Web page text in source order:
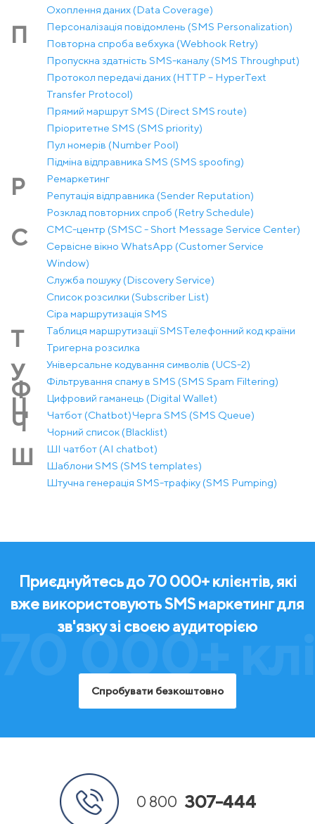
Охоплення даних (Data Coverage)
П
Персоналізація повідомлень (SMS Personalization)
Повторна спроба вебхука (Webhook Retry)
Пропускна здатність SMS-каналу (SMS Throughput)
Протокол передачі даних (HTTP – HyperText
Transfer Protocol)
Прямий маршрут SMS (Direct SMS route)
Пріоритетне SMS (SMS priority)
Пул номерів (Number Pool)
Підміна відправника SMS (SMS spoofing)
Р
Ремаркетинг
Репутація відправника (Sender Reputation)
Розклад повторних спроб (Retry Schedule)
С
СМС-центр (SMSC - Short Message Service Center)
Сервісне вікно WhatsApp (Customer Service
Window)
Служба пошуку (Discovery Service)
Список розсилки (Subscriber List)
Сіра маршрутизація SMS
Т Таблиця маршрутизації SMSТелефонний код країни
Тригерна розсилка
У Універсальне кодування символів (UCS-2)
Ф Фільтрування спаму в SMS (SMS Spam Filtering)
Ц Цифровий гаманець (Digital Wallet)
Ч Чатбот (Chatbot)Черга SMS (SMS Queue)
Чорний список (Blacklist)
Ш
ШІ чатбот (AI chatbot)
Шаблони SMS (SMS templates)
Штучна генерація SMS-трафіку (SMS Pumping)
70 000+
Приєднуйтесь до 70 000+ клієнтів, які
вже використовують SMS маркетинг для
зв'язку зі своєю аудиторією
Спробувати безкоштовно
0 800 307-444